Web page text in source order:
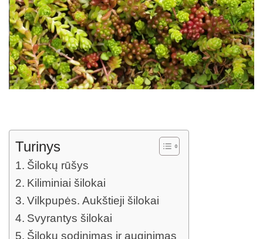
Turinys
Šilokų rūšys
Kiliminiai šilokai
Vilkpupės. Aukštieji šilokai
Svyrantys šilokai
Šilokų sodinimas ir auginimas